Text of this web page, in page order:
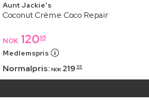
Aunt Jackie's
Coconut Crème Coco Repair
NOK 12095
Medlemspris
Normalpris: NOK 219 95